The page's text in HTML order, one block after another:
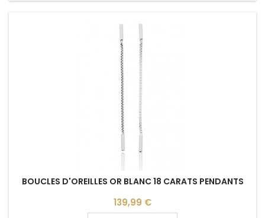
BOUCLES D'OREILLES OR BLANC 18 CARATS PENDANTS
Prix
139,99 €